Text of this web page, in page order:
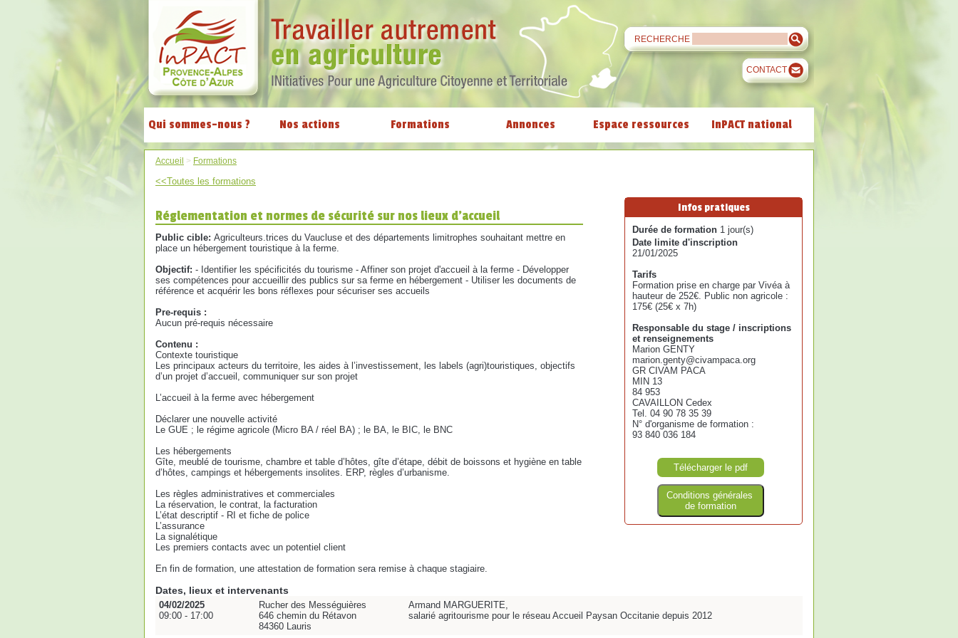
RECHERCHE
CONTACT
Qui sommes-nous ? Nos actions Formations Annonces Espace ressources InPACT national
Accueil > Formations
<<Toutes les formations
Réglementation et normes de sécurité sur nos lieux d'accueil
Public cible: Agriculteurs.trices du Vaucluse et des départements limitrophes souhaitant mettre en
place un hébergement touristique à la ferme.
Objectif: - Identifier les spécificités du tourisme - Affiner son projet d'accueil à la ferme - Développer
ses compétences pour accueillir des publics sur sa ferme en hébergement - Utiliser les documents de
référence et acquérir les bons réflexes pour sécuriser ses accueils
Pre-requis :
Aucun pré-requis nécessaire
Contenu :
Contexte touristique
Les principaux acteurs du territoire, les aides à l’investissement, les labels (agri)touristiques, objectifs
d’un projet d’accueil, communiquer sur son projet
L’accueil à la ferme avec hébergement
Déclarer une nouvelle activité
Le GUE ; le régime agricole (Micro BA / réel BA) ; le BA, le BIC, le BNC
Les hébergements
Gîte, meublé de tourisme, chambre et table d’hôtes, gîte d’étape, débit de boissons et hygiène en table
d’hôtes, campings et hébergements insolites. ERP, règles d’urbanisme.
Les règles administratives et commerciales
La réservation, le contrat, la facturation
L’état descriptif - RI et fiche de police
L’assurance
La signalétique
Les premiers contacts avec un potentiel client
En fin de formation, une attestation de formation sera remise à chaque stagiaire.
Infos pratiques
Durée de formation 1 jour(s)
Date limite d'inscription
21/01/2025
Tarifs
Formation prise en charge par Vivéa à
hauteur de 252€. Public non agricole :
175€ (25€ x 7h)
Responsable du stage / inscriptions
et renseignements
Marion GENTY
marion.genty@civampaca.org
GR CIVAM PACA
MIN 13
84 953
CAVAILLON Cedex
Tel. 04 90 78 35 39
N° d'organisme de formation :
93 840 036 184
Télécharger le pdf
Conditions générales
de formation
Dates, lieux et intervenants
04/02/2025
09:00 - 17:00
Rucher des Mességuières
646 chemin du Rétavon
84360 Lauris
Armand MARGUERITE,
salarié agritourisme pour le réseau Accueil Paysan Occitanie depuis 2012